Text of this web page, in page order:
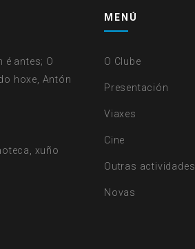
é antes; O
hoxe, Antón
xuño
MENÚ
O Clube
Presentación
Viaxes
Cine
Outras actividades
Novas